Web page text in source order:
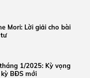
đang bước vào giai
Mori: Lời giải cho bài
1/2025: Kỳ vọng
BĐS mới